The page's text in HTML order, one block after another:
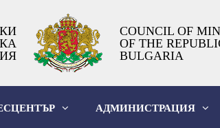
COUNCIL OF
OF THE
BULGARIA
АДМИНИСТРАЦИЯ